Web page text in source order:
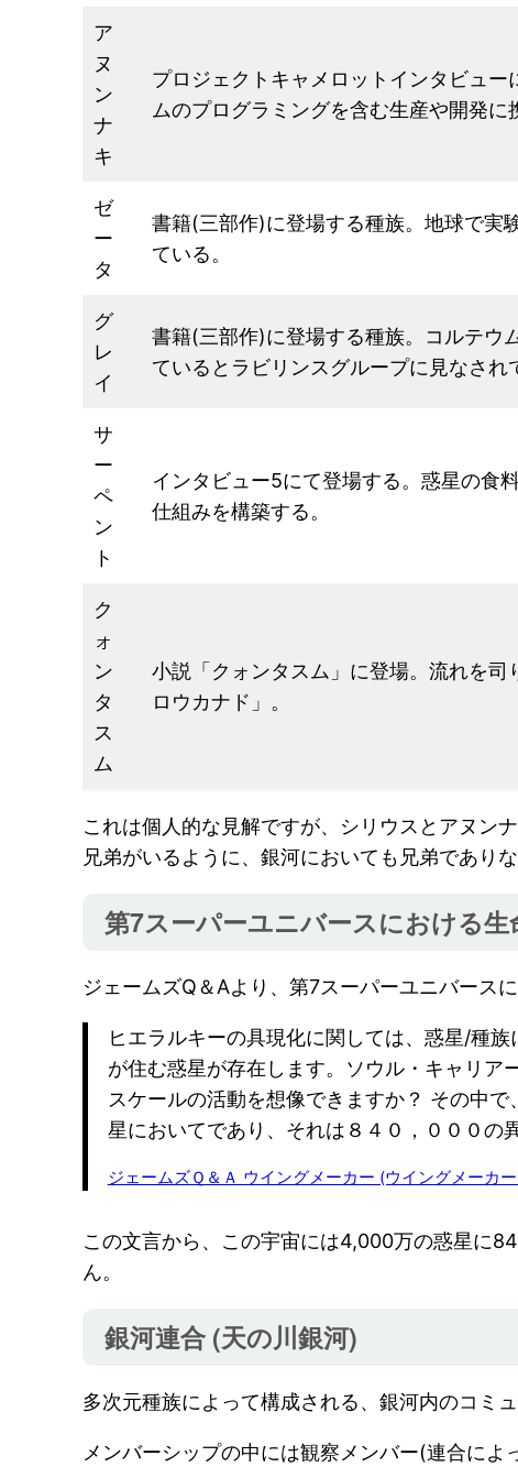
ア
ヌ
ン
ナ
キ
プロジェクトキャメロットインタビュ
ムのプログラミングを含む生産や開発
ゼ
ー
タ
書籍(三部作)に登場する種族。地球で実
ている。
グ
レ
イ
書籍(三部作)に登場する種族。コルテウ
ているとラビリンスグループに見なされ
サ
ー
ペ
ン
ト
インタビュー5にて登場する。惑星の食
仕組みを構築する。
ク
ォ
ン
タ
ス
ム
小説「クォンタスム」に登場。流れを
ロウカナド」。
これは個人的な見解ですが、シリウスとアヌン
兄弟がいるように、銀河においても兄弟であり
第7スーパーユニバースにおける生
ジェームズQ＆Aより、第7スーパーユニバース
ヒエラルキーの具現化に関しては、惑星/種
が住む惑星が存在します。ソウル・キャリア
スケールの活動を想像できますか？ その中
星においてであり、それは８４０，０００の
ジェームズＱ＆Ａ ウイングメーカー (ウイングメーカ
この文言から、この宇宙には4,000万の惑星に
ん。
銀河連合 (天の川銀河)
多次元種族によって構成される、銀河内のコミュ
メンバーシップの中には観察メンバー(連合に